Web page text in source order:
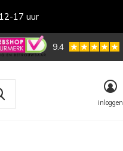
inloggen
9.4
17 uur